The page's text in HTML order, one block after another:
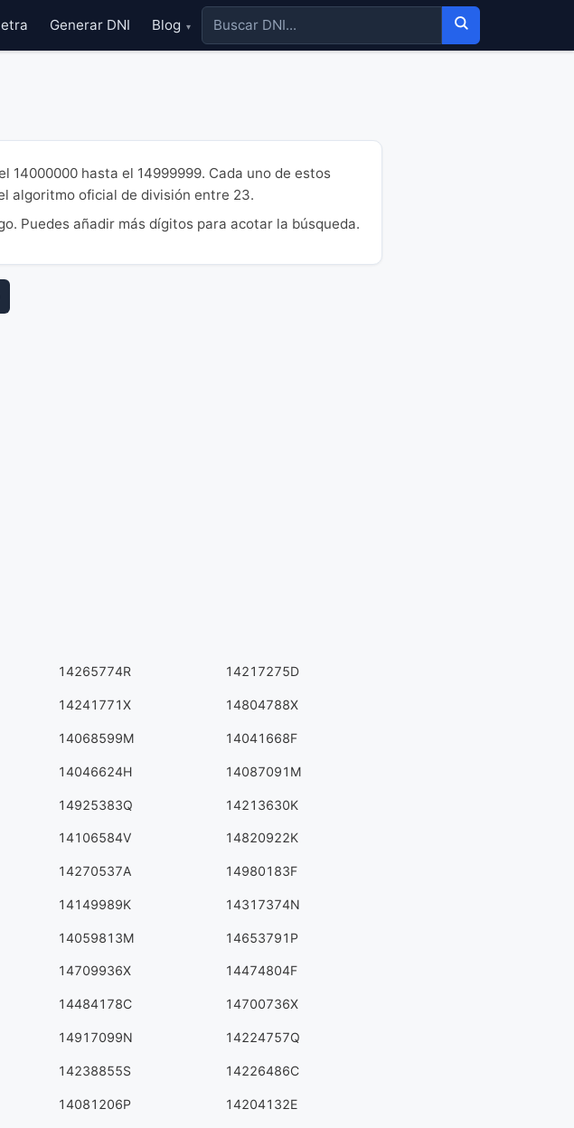
Generar DNI Blog ▾
14000000 hasta el 14999999. Cada uno de estos
algoritmo oficial de división entre 23.
Puedes añadir más dígitos para acotar la búsqueda.
14265774R 14217275D
14241771X 14804788X
14068599M 14041668F
14046624H 14087091M
14925383Q 14213630K
14106584V 14820922K
14270537A 14980183F
14149989K 14317374N
14059813M 14653791P
14709936X 14474804F
14484178C 14700736X
14917099N 14224757Q
14238855S 14226486C
14081206P 14204132E